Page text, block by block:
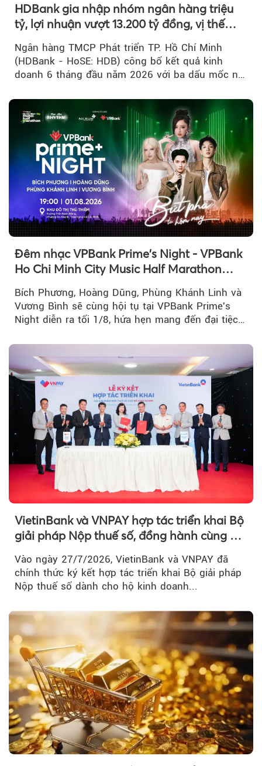
HDBank gia nhập nhóm ngân hàng triệu
tỷ, lợi nhuận vượt 13.200 tỷ đồng, vị thế
mới trên thị trường vốn quốc tế
Ngân hàng TMCP Phát triển TP. Hồ Chí Minh
(HDBank - HoSE: HDB) công bố kết quả kinh
doanh 6 tháng đầu năm 2026 với ba dấu mốc nổi
Đêm nhạc VPBank Prime's Night - VPBank
Ho Chi Minh City Music Half Marathon
Bích Phương, Hoàng Dũng, Phùng Khánh Linh và
Vương Bình sẽ cùng hội tụ tại VPBank Prime's
Night diễn ra tối 1/8, hứa hẹn mang đến đại tiệc
VietinBank và VNPAY hợp tác triển khai Bộ
giải pháp Nộp thuế số, đồng hành cùng hộ
Vào ngày 27/7/2026, VietinBank và VNPAY đã
chính thức ký kết hợp tác triển khai Bộ giải pháp
Nộp thuế số dành cho hộ kinh doanh...